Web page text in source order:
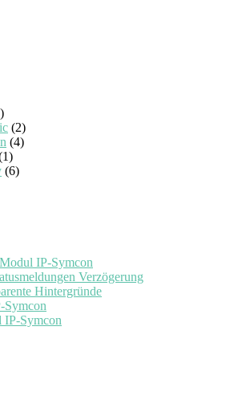
(2)
(4)
(6)
IP-Symcon
Verzögerung
Hintergründe
Symcon
Symcon